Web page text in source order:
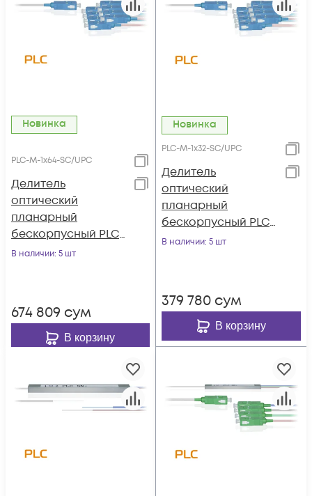
Новинка
PLC-M-1x64-SC/UPC
Делитель
оптический
планарный
бескорпусный PLC-
M-1x64-SC/UPC
В наличии: 5 шт
674 809 сум
В корзину
Новинка
PLC-M-1x32-SC/UPC
Делитель
оптический
планарный
бескорпусный PLC-
M-1x32-SC/UPC
В наличии: 5 шт
379 780 сум
В корзину